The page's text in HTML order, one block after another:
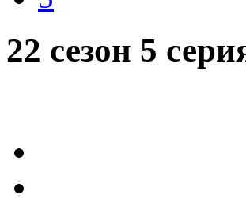
22 сезон 5